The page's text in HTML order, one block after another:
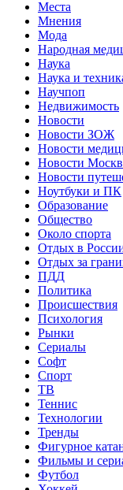
Места
Мнения
Мода
Народная
Наука
Наука и
Научпоп
Недвижимость
Новости
Новости ЗОЖ
Новости
Новости
Новости
Ноутбуки и ПК
Образование
Общество
Около спорта
Отдых в
Отдых за
ПДД
Политика
Происшествия
Психология
Рынки
Сериалы
Софт
Спорт
ТВ
Теннис
Технологии
Тренды
Фигурное
Фильмы и
Футбол